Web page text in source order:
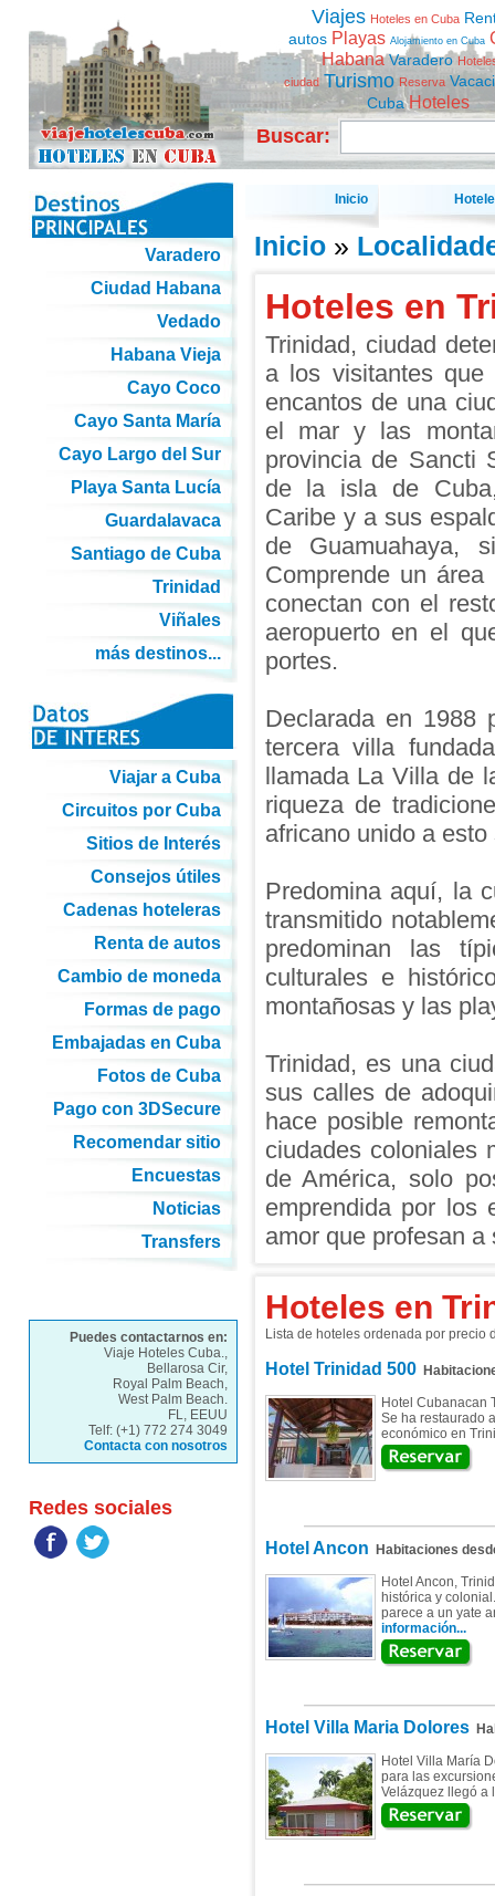
Viajes Hoteles en Cuba
autos Playas Alojamiento en Cuba
Habana Varadero
ciudad Turismo Reserva
Cuba Hoteles
Buscar:
Inicio
Inicio»
Hoteles en
Trinidad, ciudad
a los visitantes
encantos de una
el mar y las
provincia de Sancti
de la isla de
Caribe y a sus
de Guamuahaya,
Comprende un
conectan con el
aeropuerto en el
portes.
Declarada en 1988
tercera villa
llamada La Villa de
riqueza de
africano unido a
Predomina aquí, la
transmitido
predominan las
culturales e
montañosas y las
Trinidad, es una
sus calles de
hace posible
ciudades coloniales
de América, solo
emprendida por los
amor que profesan
Hoteles en
Lista de hoteles ordenada por precio
Hotel Trinidad 500
Hotel Cubanacan
Se ha restaurado
económico en
Hotel Ancon Habitaciones
Hotel Ancon,
histórica y
parece a un yate
información...
Hotel Villa Maria Dolores
Hotel Villa María
para las
Velázquez llegó a
Varadero
Ciudad Habana
Vedado
Habana Vieja
Cayo Coco
Cayo Santa María
Cayo Largo del Sur
Playa Santa Lucía
Guardalavaca
Santiago de Cuba
Trinidad
Viñales
más destinos...
Viajar a Cuba
Circuitos por Cuba
Sitios de Interés
Consejos útiles
Cadenas hoteleras
Renta de autos
Cambio de moneda
Formas de pago
Embajadas en Cuba
Fotos de Cuba
Pago con 3DSecure
Recomendar sitio
Encuestas
Noticias
Transfers
Puedes contactarnos en:
Viaje Hoteles Cuba.,
Bellarosa Cir,
Royal Palm Beach,
West Palm Beach.
FL, EEUU
Telf: (+1) 772 274 3049
Contacta con nosotros
Redes sociales